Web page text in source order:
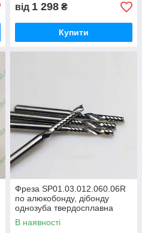
від 1 298 ₴
Купити
Фреза SP01.03.012.060.06R
по алюкобонду, дібонду
однозуба твердосплавна
В наявності